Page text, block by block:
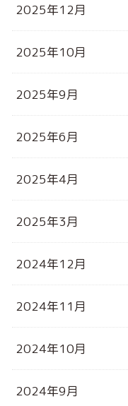
2025年12月
2025年10月
2025年9月
2025年6月
2025年4月
2025年3月
2024年12月
2024年11月
2024年10月
2024年9月